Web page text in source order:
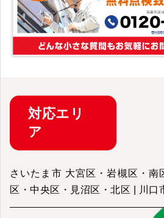
対応エリ
ア
さいたま市 大宮区・岩槻区・南
区・中央区・見沼区・北区 | 川口